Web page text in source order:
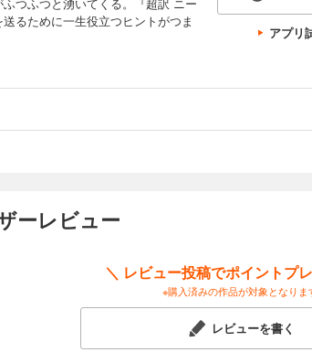
るために一生役立つヒントがつま
アプリ
ーレビュー
＼ レビュー投稿でポイントプ
※購入済みの作品が対象となりま
レビューを書く